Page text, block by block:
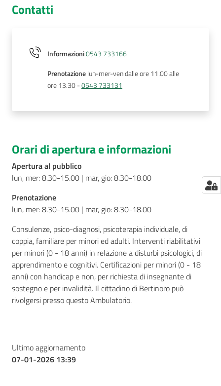
Contatti
Informazioni0543 733166
Prenotazionelun-mer-ven dalle ore 11.00 alle
ore 13.30 -0543 733131
Orari di apertura e informazioni
Apertura al pubblico
lun, mer: 8.30-15.00 | mar, gio: 8.30-18.00
Prenotazione
lun, mer: 8.30-15.00 | mar, gio: 8.30-18.00
Consulenze, psico-diagnosi, psicoterapia individuale, di
coppia, familiare per minori ed adulti. Interventi riabilitativi
per minori (0 - 18 anni) in relazione a disturbi psicologici, di
apprendimento e cognitivi. Certificazioni per minori (0 - 18
anni) con handicap e non, per richiesta di insegnante di
sostegno e per invalidità. Il cittadino di Bertinoro può
rivolgersi presso questo Ambulatorio.
Ultimo aggiornamento
07-01-2026 13:39